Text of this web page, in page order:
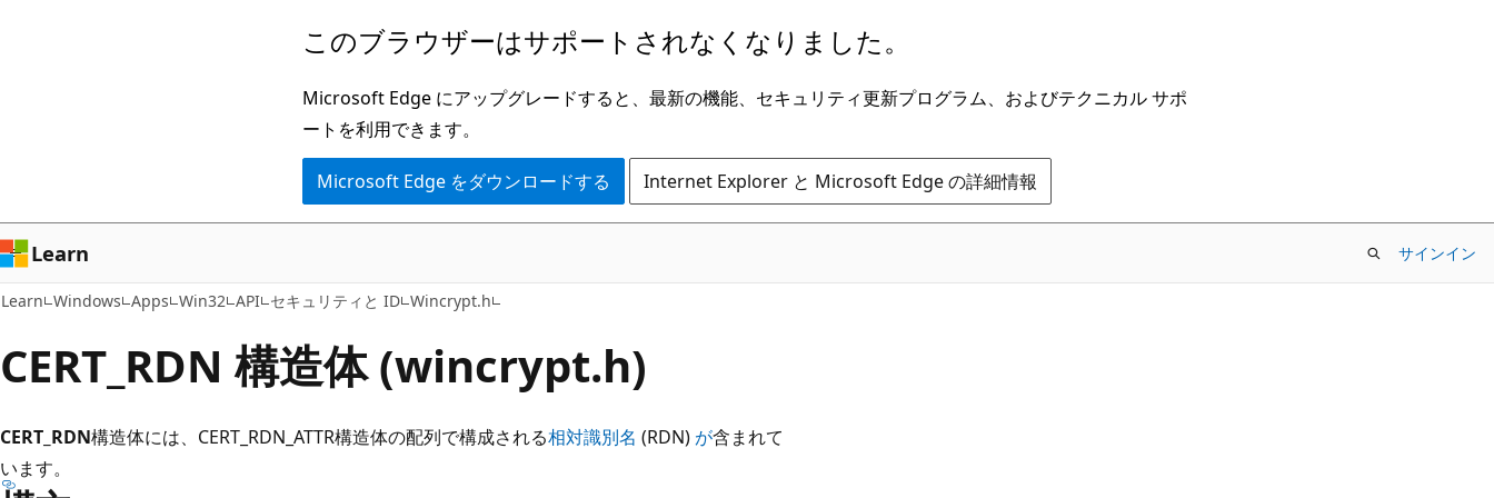
ン
ツ
に
ス
ッ
このブラウザーはサポートされなくなりました。
Microsoft Edge にアップグレードすると、最新の機能、セキュリティ更新プログラム、およびテクニカル サポ
ートを利用できます。
Microsoft Edge をダウンロードする Internet Explorer と Microsoft Edge の詳細情報
Learn サインイン
Learn Windows Apps Win32 API セキュリティと ID Wincrypt.h
CERT_RDN 構造体 (wincrypt.h)
CERT_RDN構造体には、CERT_RDN_ATTR構造体の配列で構成される相対識別名 (RDN) が含まれて
います。